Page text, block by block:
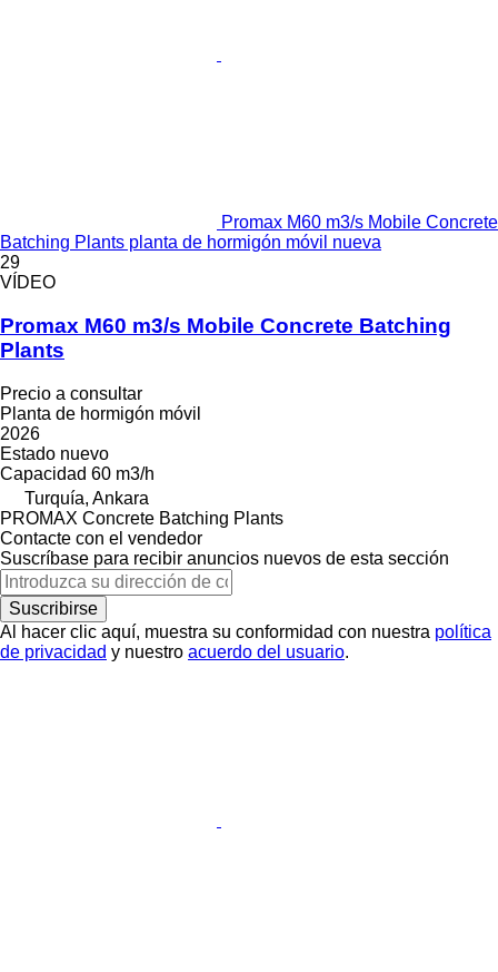
Promax M60 m3/s Mobile Concrete
Batching Plants planta de hormigón móvil nueva
29
VÍDEO
Promax M60 m3/s Mobile Concrete Batching
Plants
Precio a consultar
Planta de hormigón móvil
2026
Estado nuevo
Capacidad 60 m3/h
Turquía, Ankara
PROMAX Concrete Batching Plants
Contacte con el vendedor
Suscríbase para recibir anuncios nuevos de esta sección
Suscribirse
Al hacer clic aquí, muestra su conformidad con nuestra política
de privacidad y nuestro acuerdo del usuario.